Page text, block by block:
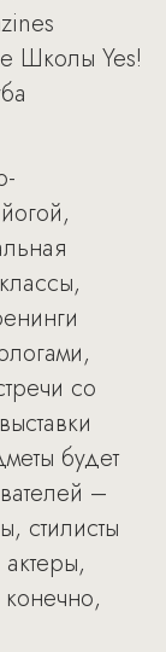
Школы Yes!
со
будет
–
стилисты